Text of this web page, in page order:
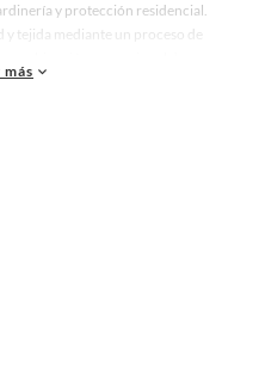
y protección residencial.
tejida mediante un proceso de
solar que la convierte en una
Si estás buscando proteger
o resguardar una obra en
de la malla raschel te permitirá
telar utilizado en su fabricación: el
que permite crear telas con
diferencia de las mallas tejidas de
los hilos de polietileno de alta
que resulta extremadamente